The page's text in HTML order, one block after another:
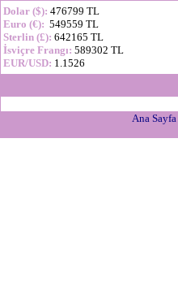
Dolar ($): 476799 TL
Euro (€): 549559 TL
Sterlin (£): 642165 TL
İsviçre Frangı: 589302 TL
EUR/USD: 1.1526
Ana Sayfa